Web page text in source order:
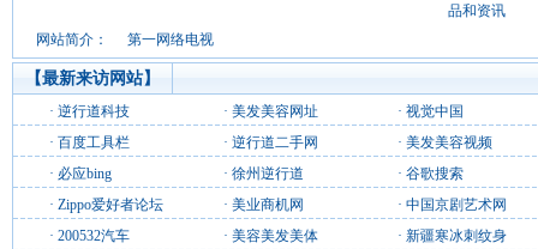
品和资讯
网站简介：
第一网络电视
【最新来访网站】
· 逆行道科技 · 美发美容网址 · 视觉中国
· 百度工具栏 · 逆行道二手网 · 美发美容视频
· 必应bing · 徐州逆行道 · 谷歌搜索
· Zippo爱好者论坛 · 美业商机网 · 中国京剧艺术网
· 200532汽车 · 美容美发美体 · 新疆寒冰刺纹身